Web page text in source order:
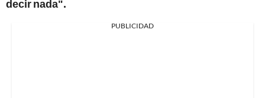
decir nada".
PUBLICIDAD